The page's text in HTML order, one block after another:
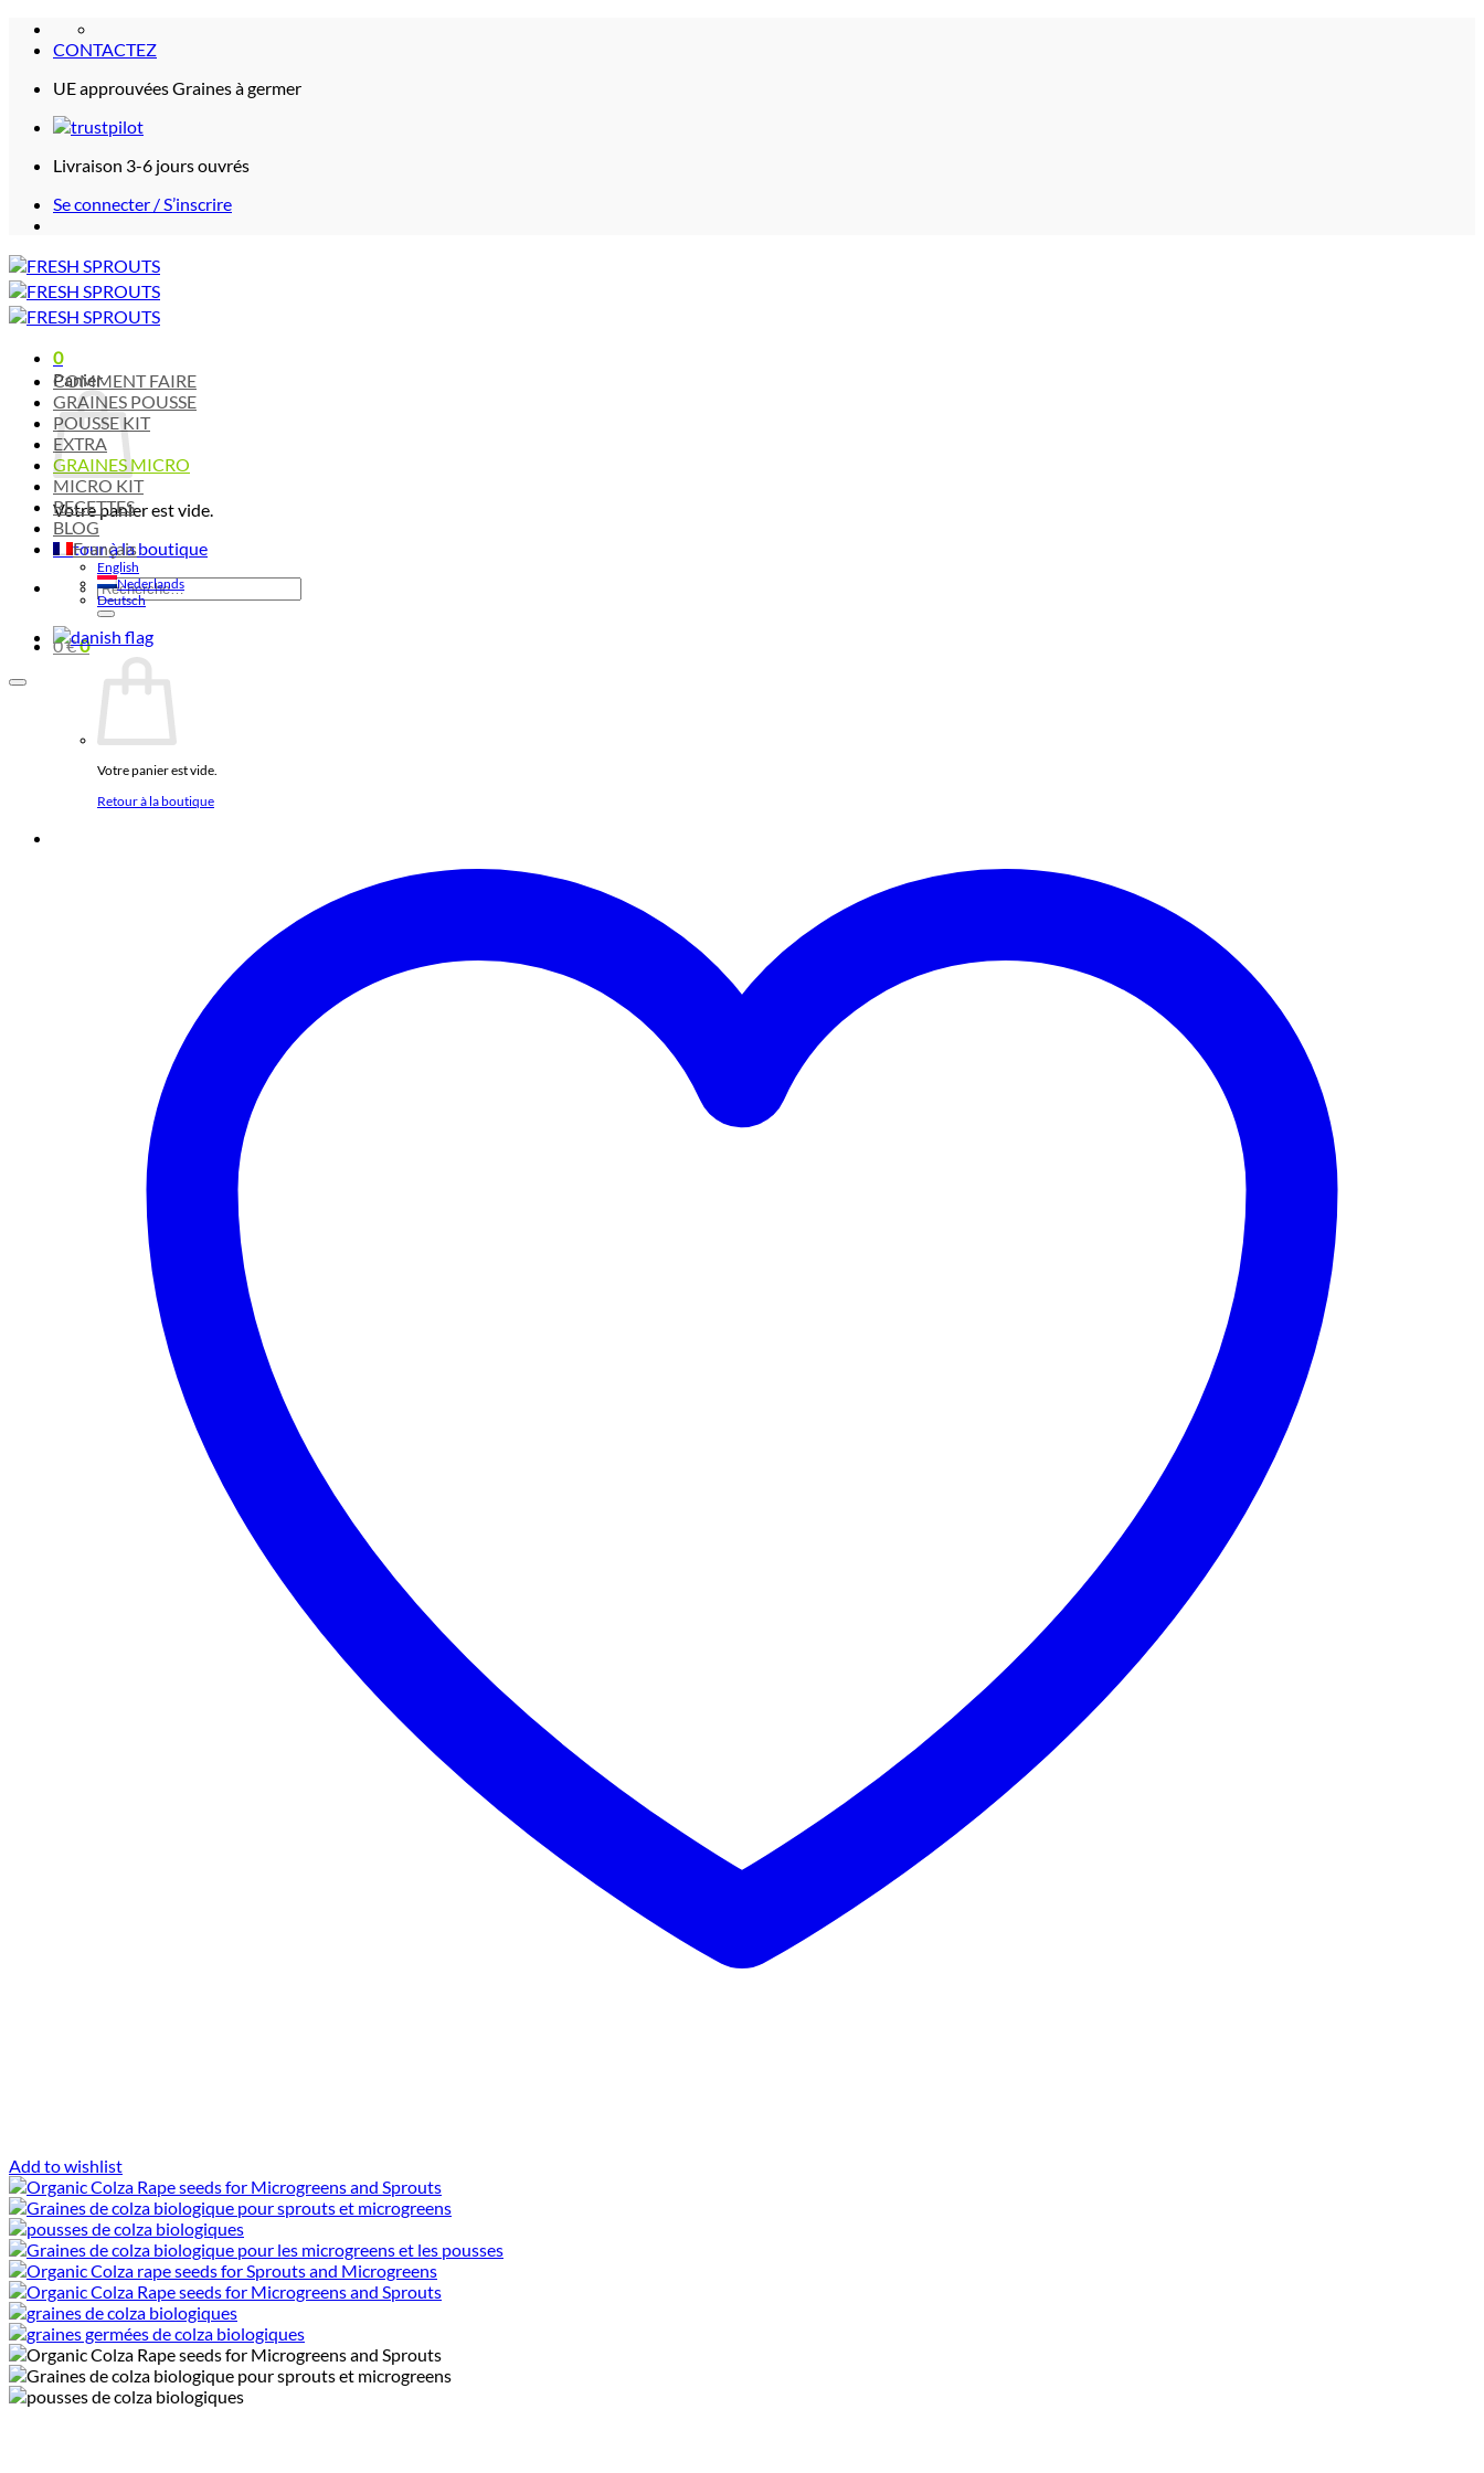
Passer
CONTACTEZ
UE approuvées Graines à germer
Livraison 3-6 jours ouvrés
Se connecter / S’inscrire
0
Panier
Votre panier est vide.
Retour à la boutique
Recherche
pour :
0€0
Votre panier est vide.
Retour à la boutique
COMMENT FAIRE
GRAINES POUSSE
POUSSE KIT
EXTRA
GRAINES MICRO
MICRO KIT
RECETTES
BLOG
Français
English
Nederlands
Deutsch
Add to wishlist